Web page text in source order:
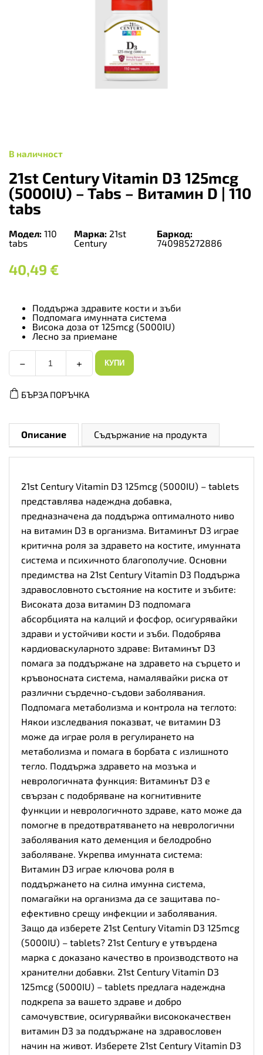
В наличност
21st Century Vitamin D3 125mcg
(5000IU) – Tabs – Витамин D | 110
tabs
Модел: 110
tabs
Марка: 21st
Century
Баркод:
740985272886
40,49 €
Поддържа здравите кости и зъби
Подпомага имунната система
Висока доза от 125mcg (5000IU)
Лесно за приемане
−
21st
Century
D3
-
Tabs
D
tabs
количество
+ КУПИ
БЪРЗА ПОРЪЧКА
Описание Съдържание на продукта
21st Century Vitamin D3 125mcg (5000IU) – tablets
представлява надеждна добавка,
предназначена да поддържа оптималното ниво
на витамин D3 в организма. Витаминът D3 играе
критична роля за здравето на костите, имунната
система и психичното благополучие. Основни
предимства на 21st Century Vitamin D3 Поддържа
здравословното състояние на костите и зъбите:
Високата доза витамин D3 подпомага
абсорбцията на калций и фосфор, осигурявайки
здрави и устойчиви кости и зъби. Подобрява
кардиоваскуларното здраве: Витаминът D3
помага за поддържане на здравето на сърцето и
кръвоносната система, намалявайки риска от
различни сърдечно-съдови заболявания.
Подпомага метаболизма и контрола на теглото:
Някои изследвания показват, че витамин D3
може да играе роля в регулирането на
метаболизма и помага в борбата с излишното
тегло. Поддържа здравето на мозъка и
неврологичната функция: Витаминът D3 е
свързан с подобряване на когнитивните
функции и неврологичното здраве, като може да
помогне в предотвратяването на неврологични
заболявания като деменция и белодробно
заболяване. Укрепва имунната система:
Витамин D3 играе ключова роля в
поддържането на силна имунна система,
помагайки на организма да се защитава по-
ефективно срещу инфекции и заболявания.
Защо да изберете 21st Century Vitamin D3 125mcg
(5000IU) – tablets? 21st Century е утвърдена
марка с доказано качество в производството на
хранителни добавки. 21st Century Vitamin D3
125mcg (5000IU) – tablets предлага надеждна
подкрепа за вашето здраве и добро
самочувствие, осигурявайки висококачествен
витамин D3 за поддържане на здравословен
начин на живот. Изберете 21st Century Vitamin D3